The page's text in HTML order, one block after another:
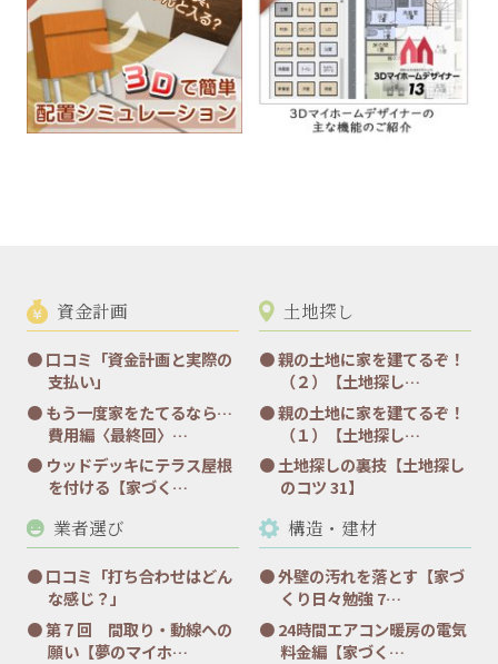
資金計画
口コミ「資金計画と実際の
支払い」
もう一度家をたてるなら…
費用編〈最終回〉…
ウッドデッキにテラス屋根
を付ける【家づく…
土地探し
親の土地に家を建てるぞ！
（２）【土地探し…
親の土地に家を建てるぞ！
（１）【土地探し…
土地探しの裏技【土地探し
のコツ 31】
業者選び
口コミ「打ち合わせはどん
な感じ？」
第７回 間取り・動線への
願い【夢のマイホ…
構造・建材
外壁の汚れを落とす【家づ
くり日々勉強 7…
24時間エアコン暖房の電気
料金編【家づく…